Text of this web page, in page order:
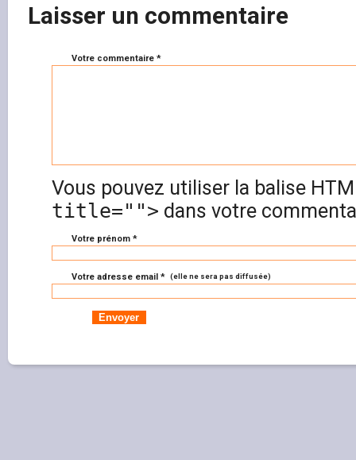
Laisser un commentaire
Votre commentaire *
Vous pouvez utiliser la balise
title=""> dans votre
Votre prénom *
Votre adresse email * (elle ne sera pas diffusée)